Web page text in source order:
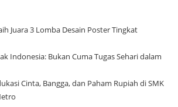
Juara 3 Lomba Desain Poster Tingkat
Indonesia: Bukan Cuma Tugas Sehari dalam
Cinta, Bangga, dan Paham Rupiah di SMK